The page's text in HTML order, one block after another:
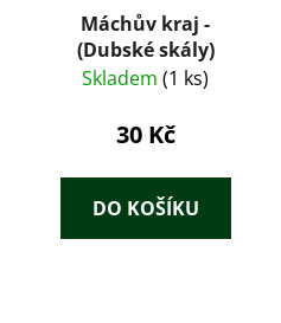
Máchův kraj -
(Dubské skály)
Skladem (1 ks)
30 Kč
DO KOŠÍKU